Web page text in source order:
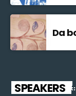
Da
SPEAKERS